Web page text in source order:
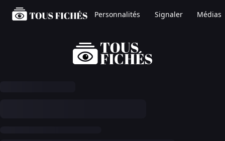
Personnalités Signaler Médias